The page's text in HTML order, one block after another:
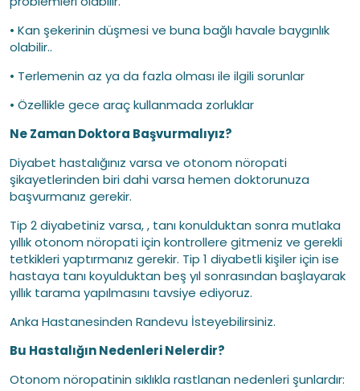
• Kan şekerinin düşmesi ve buna bağlı havale baygınlık
olabilir..
• Terlemenin az ya da fazla olması ile ilgili sorunlar
• Özellikle gece araç kullanmada zorluklar
Ne Zaman Doktora Başvurmalıyız?
Diyabet hastalığınız varsa ve otonom nöropati
şikayetlerinden biri dahi varsa hemen doktorunuza
başvurmanız gerekir.
Tip 2 diyabetiniz varsa, , tanı konulduktan sonra mutlaka
yıllık otonom nöropati için kontrollere gitmeniz ve gerekli
tetkikleri yaptırmanız gerekir. Tip 1 diyabetli kişiler için ise
hastaya tanı koyulduktan beş yıl sonrasından başlayarak
yıllık tarama yapılmasını tavsiye ediyoruz.
Anka Hastanesinden Randevu İsteyebilirsiniz.
Bu Hastalığın Nedenleri Nelerdir?
Otonom nöropatinin sıklıkla rastlanan nedenleri şunlardır: